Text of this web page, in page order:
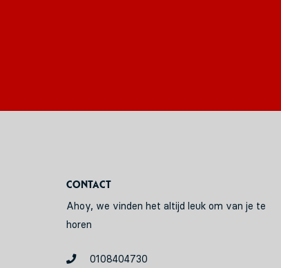
Contact
Ahoy, we vinden het altijd leuk om van je te
horen
0108404730